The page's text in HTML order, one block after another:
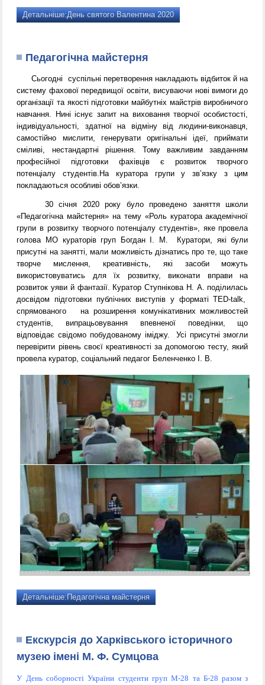
Детальніше:День святого Валентина 2020
Педагогічна майстерня
Сьогодні суспільні перетворення накладають відбиток й на
систему фахової передвищої освіти, висуваючи нові вимоги до
організації та якості підготовки майбутніх майстрів виробничого
навчання. Нині існує запит на виховання творчої особистості,
індивідуальності, здатної на відміну від людини-виконавця,
самостійно мислити, генерувати оригінальні ідеї, приймати
сміливі, нестандартні рішення. Тому важливим завданням
професійної підготовки фахівців є розвиток творчого
потенціалу студентів.На куратора групи у зв’язку з цим
покладаються особливі обов’язки.
30 січня 2020 року було проведено заняття школи
«Педагогічна майстерня» на тему «Роль куратора академічної
групи в розвитку творчого потенціалу студентів», яке провела
голова МО кураторів груп Богдан І. М. Куратори, які були
присутні на занятті, мали можливість дізнатись про те, що таке
творче мислення, креативність, які засоби можуть
використовуватись для їх розвитку, виконати вправи на
розвиток уяви й фантазії. Куратор Ступнікова Н. А. поділилась
досвідом підготовки публічних виступів у форматі TED-talk,
спрямованого на розширення комунікативних можливостей
студентів, випрацьовування впевненої поведінки, що
відповідає свідомо побудованому іміджу. Усі присутні змогли
перевірити рівень своєї креативності за допомогою тесту, який
провела куратор, соціальний педагог Беленченко І. В.
Детальніше:Педагогічна майстерня
Екскурсія до Харківського історичного
музею імені М. Ф. Сумцова
У День соборності України студенти груп М-28 та Б-28 разом з